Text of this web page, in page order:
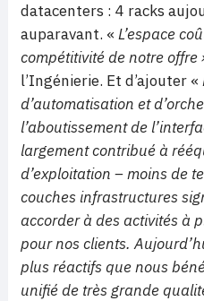
datacenters : 4 racks
auparavant. « L’espace
compétitivité de notre offre
l’Ingénierie. Et d’ajouter «
d’automatisation et
l’aboutissement de
largement contribué à
d’exploitation – moins de
couches infrastructures
accorder à des activités à
pour nos clients.
plus réactifs que nous
unifié de très grande